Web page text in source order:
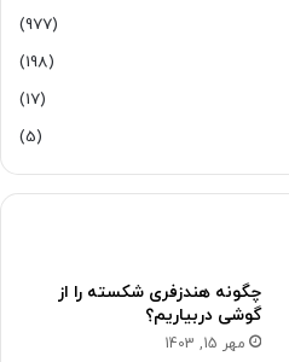
(977)
(198)
(17)
(5)
چگونه هندزفری شکسته را از
گوشی دربیاریم؟
مهر 15, 1403